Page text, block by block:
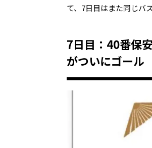
て、7日目はまた同じバ
7日目：40番保
がついにゴール